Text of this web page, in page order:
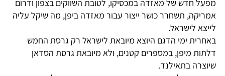
מפעל חדש של מאזדה במכסיקו, לטובת השווקים בצפון ודרום
אמריקה, תשחרר כושר ייצור עבור מאזדה ביפן, מה שיקל עליה
לייצא לישראל.
באחרית ימי הדגם היוצא מיובאת לישראל רק גרסת החמש
דלתות מיפן, במספרים קטנים, ולא מיובאת גרסת הסדאן
שיוצרה בתאילנד.